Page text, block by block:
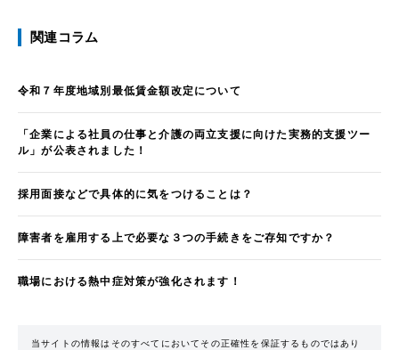
関連コラム
令和７年度地域別最低賃金額改定について
「企業による社員の仕事と介護の両立支援に向けた実務的支援ツー
ル」が公表されました！
採用面接などで具体的に気をつけることは？
障害者を雇用する上で必要な３つの手続きをご存知ですか？
職場における熱中症対策が強化されます！
当サイトの情報はそのすべてにおいてその正確性を保証するものではあり